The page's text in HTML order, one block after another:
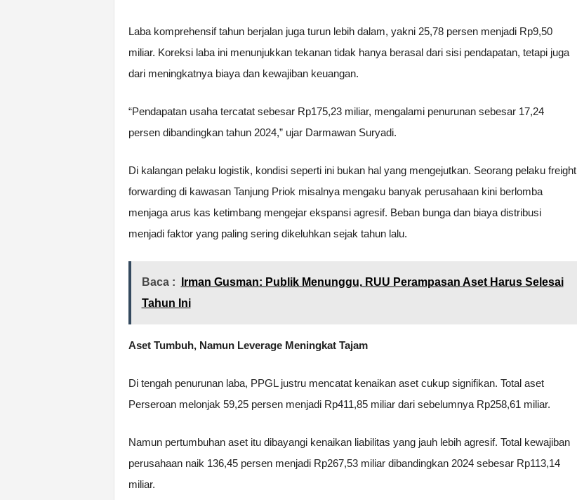
Laba komprehensif tahun berjalan juga turun lebih dalam, yakni 25,78 persen menjadi Rp9,50
miliar. Koreksi laba ini menunjukkan tekanan tidak hanya berasal dari sisi pendapatan, tetapi juga
dari meningkatnya biaya dan kewajiban keuangan.
“Pendapatan usaha tercatat sebesar Rp175,23 miliar, mengalami penurunan sebesar 17,24
persen dibandingkan tahun 2024,” ujar Darmawan Suryadi.
Di kalangan pelaku logistik, kondisi seperti ini bukan hal yang mengejutkan. Seorang pelaku freight
forwarding di kawasan Tanjung Priok misalnya mengaku banyak perusahaan kini berlomba
menjaga arus kas ketimbang mengejar ekspansi agresif. Beban bunga dan biaya distribusi
menjadi faktor yang paling sering dikeluhkan sejak tahun lalu.
Baca :
Irman Gusman: Publik Menunggu, RUU Perampasan Aset Harus Selesai
Tahun Ini
Aset Tumbuh, Namun Leverage Meningkat Tajam
Di tengah penurunan laba, PPGL justru mencatat kenaikan aset cukup signifikan. Total aset
Perseroan melonjak 59,25 persen menjadi Rp411,85 miliar dari sebelumnya Rp258,61 miliar.
Namun pertumbuhan aset itu dibayangi kenaikan liabilitas yang jauh lebih agresif. Total kewajiban
perusahaan naik 136,45 persen menjadi Rp267,53 miliar dibandingkan 2024 sebesar Rp113,14
miliar.